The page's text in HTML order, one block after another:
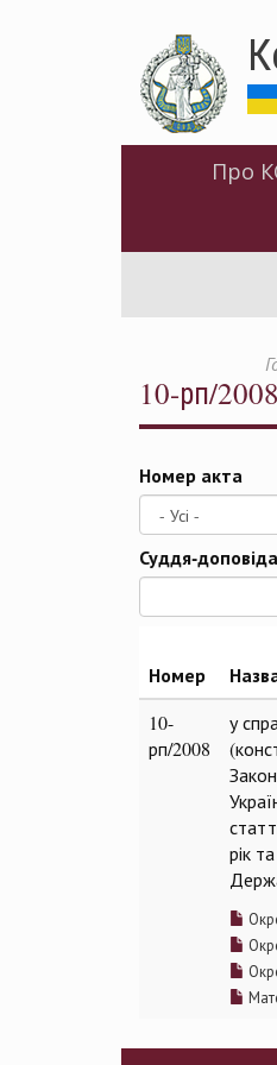
Про
10-рп/2008
Номер акта
Суддя-
Номер
10-
рп/2008
у
рік